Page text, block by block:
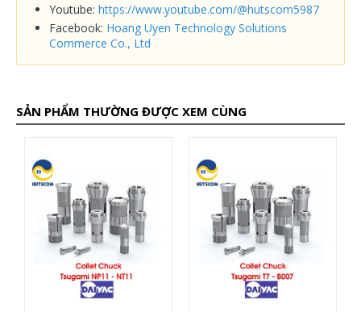
Youtube: https://www.youtube.com/@hutscom5987
Facebook: Hoang Uyen Technology Solutions
Commerce Co., Ltd
SẢN PHẨM THƯỜNG ĐƯỢC XEM CÙNG